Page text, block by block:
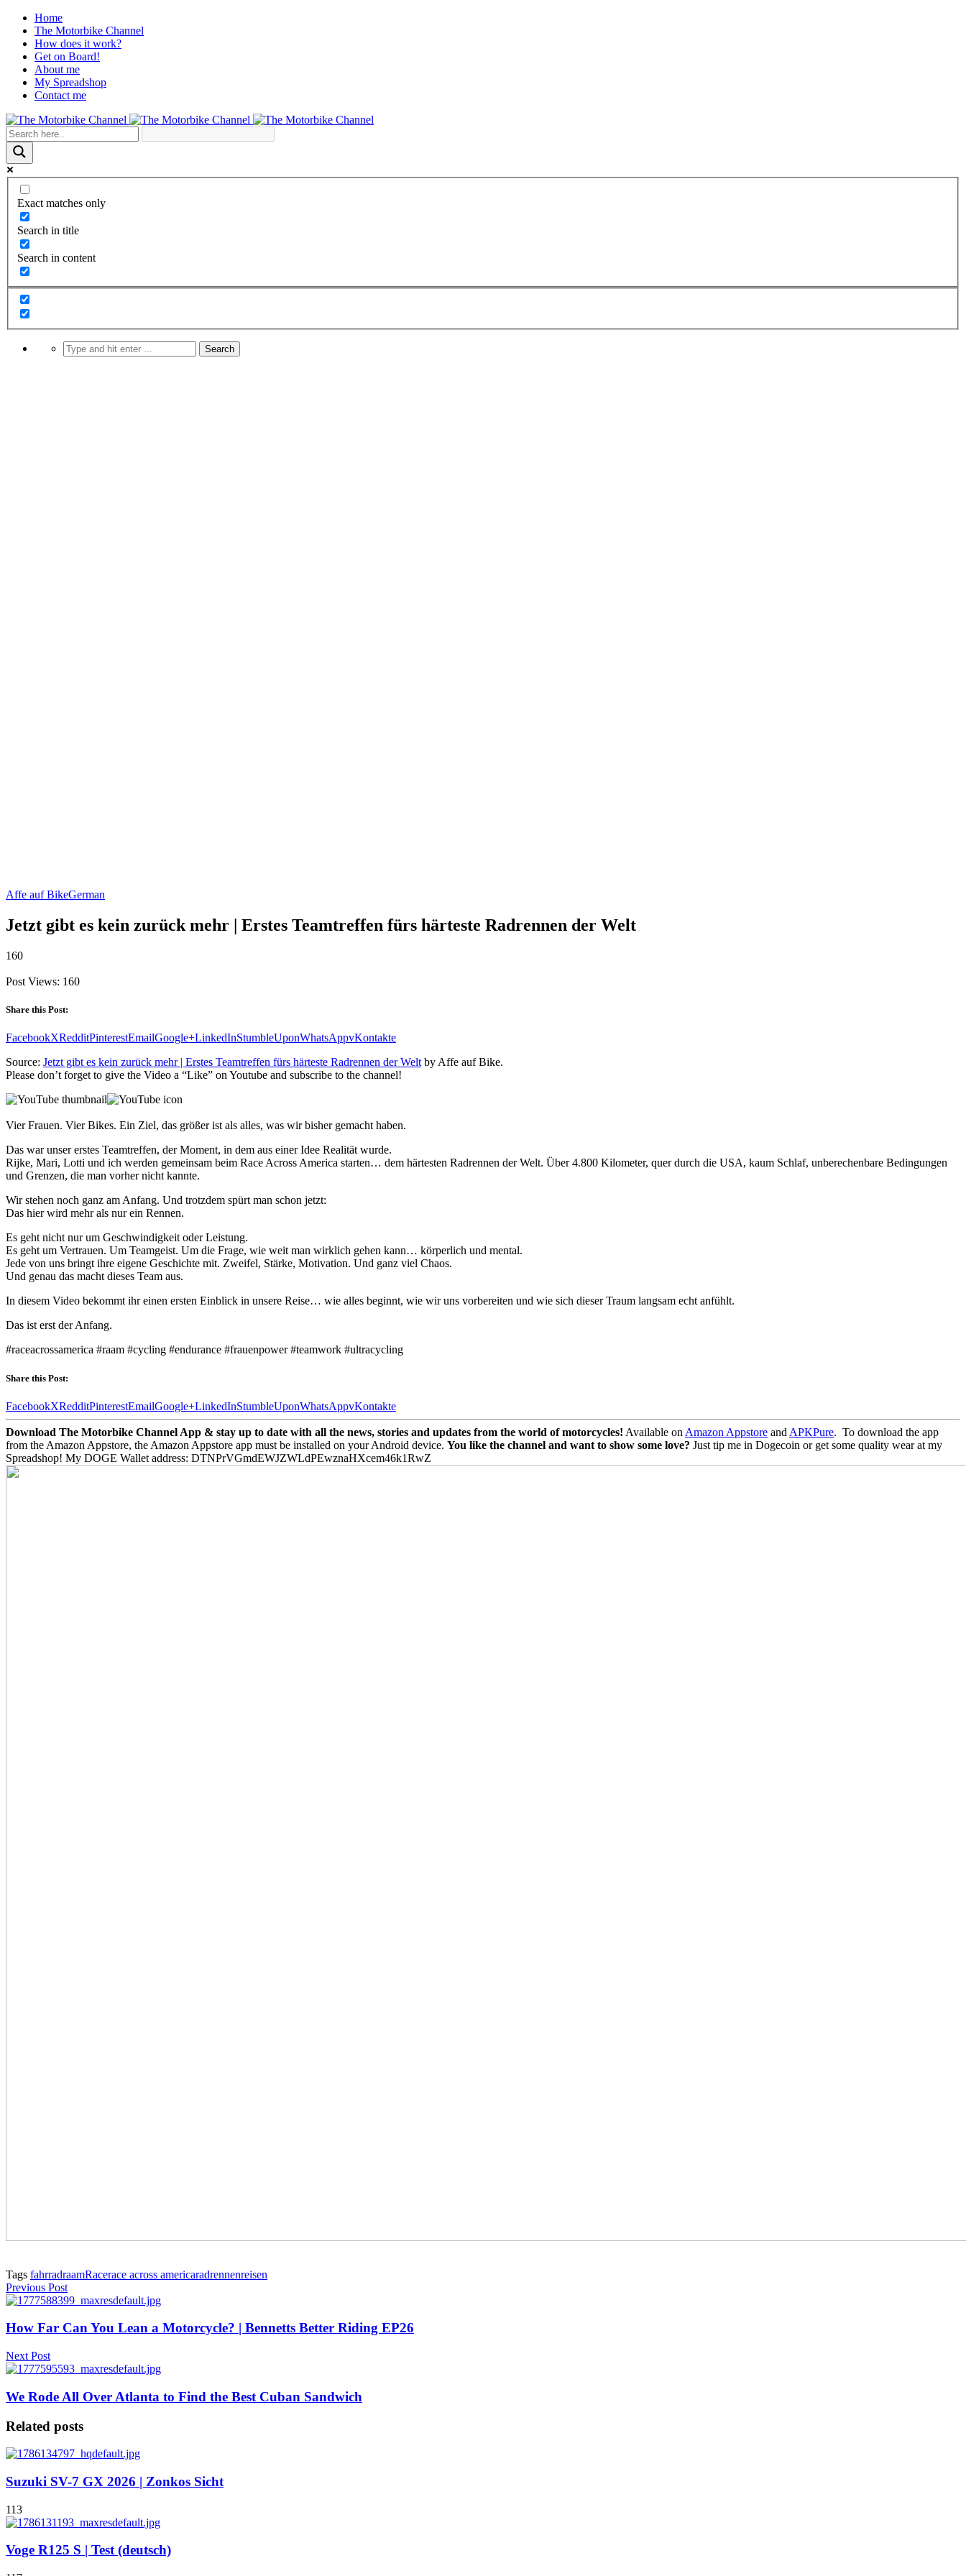
Home
The Motorbike Channel
How does it work?
Get on Board!
About me
My Spreadshop
Contact me
Exact matches only
Search in title
Search in content
Affe auf BikeGerman
Jetzt gibt es kein zurück mehr | Erstes Teamtreffen fürs härteste Radrennen der Welt
160
Post Views: 160
Share this Post:
FacebookXRedditPinterestEmailGoogle+LinkedInStumbleUponWhatsAppvKontakte
Source: Jetzt gibt es kein zurück mehr | Erstes Teamtreffen fürs härteste Radrennen der Welt by Affe auf Bike.
Please don’t forget to give the Video a “Like” on Youtube and subscribe to the channel!
Vier Frauen. Vier Bikes. Ein Ziel, das größer ist als alles, was wir bisher gemacht haben.
Das war unser erstes Teamtreffen, der Moment, in dem aus einer Idee Realität wurde.
Rijke, Mari, Lotti und ich werden gemeinsam beim Race Across America starten… dem härtesten Radrennen der Welt. Über 4.800 Kilometer, quer durch die USA, kaum Schlaf, unberechenbare Bedingungen
und Grenzen, die man vorher nicht kannte.
Wir stehen noch ganz am Anfang. Und trotzdem spürt man schon jetzt:
Das hier wird mehr als nur ein Rennen.
Es geht nicht nur um Geschwindigkeit oder Leistung.
Es geht um Vertrauen. Um Teamgeist. Um die Frage, wie weit man wirklich gehen kann… körperlich und mental.
Jede von uns bringt ihre eigene Geschichte mit. Zweifel, Stärke, Motivation. Und ganz viel Chaos.
Und genau das macht dieses Team aus.
In diesem Video bekommt ihr einen ersten Einblick in unsere Reise… wie alles beginnt, wie wir uns vorbereiten und wie sich dieser Traum langsam echt anfühlt.
Das ist erst der Anfang.
#raceacrossamerica #raam #cycling #endurance #frauenpower #teamwork #ultracycling
Share this Post:
FacebookXRedditPinterestEmailGoogle+LinkedInStumbleUponWhatsAppvKontakte
Download The Motorbike Channel App & stay up to date with all the news, stories and updates from the world of motorcycles! Available on Amazon Appstore and APKPure. To download the app
from the Amazon Appstore, the Amazon Appstore app must be installed on your Android device. You like the channel and want to show some love? Just tip me in Dogecoin or get some quality wear at my
Spreadshop! My DOGE Wallet address: DTNPrVGmdEWJZWLdPEwznaHXcem46k1RwZ
Tags fahrradraamRacerace across americaradrennenreisen
Previous Post
How Far Can You Lean a Motorcycle? | Bennetts Better Riding EP26
Next Post
We Rode All Over Atlanta to Find the Best Cuban Sandwich
Related posts
Suzuki SV-7 GX 2026 | Zonkos Sicht
113
Voge R125 S | Test (deutsch)